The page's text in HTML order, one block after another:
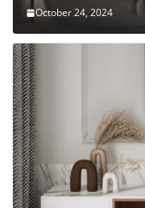
October 24, 2024